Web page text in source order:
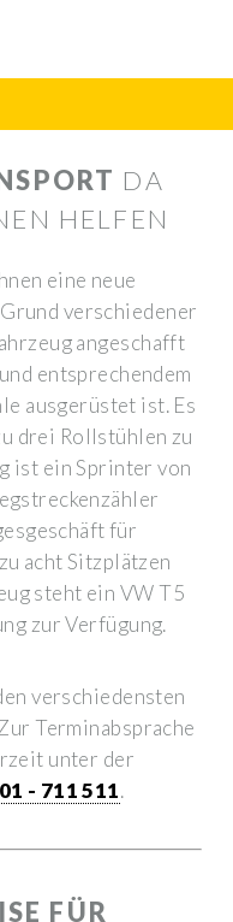
DA
HELFEN
eine neue
verschiedener
angeschafft
entsprechendem
ausgerüstet ist. Es
drei Rollstühlen zu
ist ein Sprinter von
für
acht Sitzplätzen
steht ein VW T5
zur Verfügung.
verschiedensten
Terminabsprache
unter der
- 711 511.
FÜR